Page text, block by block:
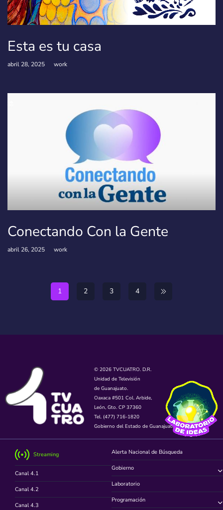
Esta es tu casa
abril 28, 2025 work
Conectando Con la Gente
abril 26, 2025 work
1 2 3 4
© 2026 TVCUATRO. D.R.
Unidad de Televisión
de Guanajuato.
Oaxaca #501 Col. Arbide,
León, Gto. CP 37360
Tel. (477) 716-1820
Gobierno del Estado de Guanajuato.
Streaming
Canal 4.1
Canal 4.2
Canal 4.3
Alerta Nacional de Búsqueda
Gobierno
Laboratorio
Programación